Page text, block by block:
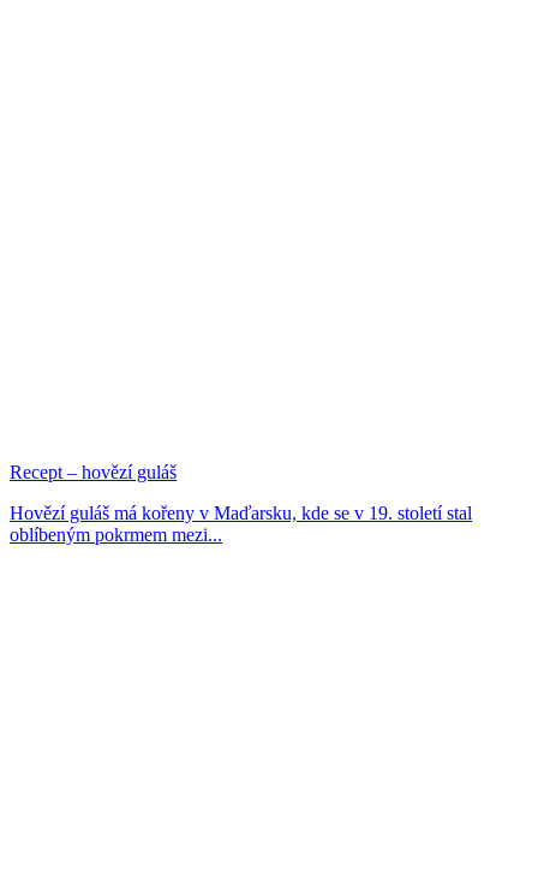
Recept – hovězí guláš
Hovězí guláš má kořeny v Maďarsku, kde se v 19. století stal
oblíbeným pokrmem mezi...